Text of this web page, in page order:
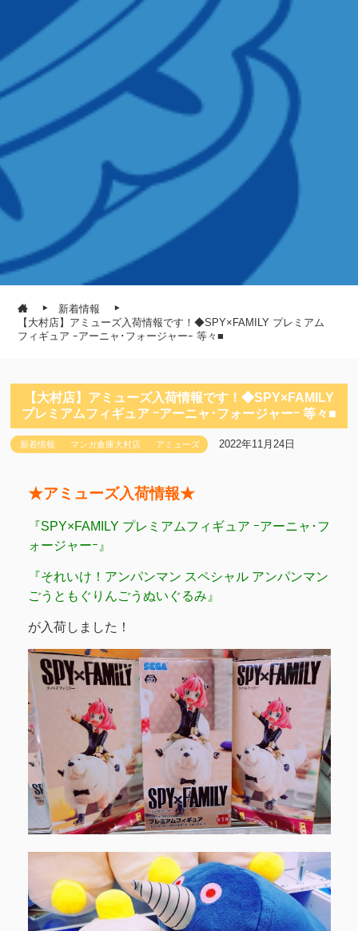
新着情報
【大村店】アミューズ入荷情報です！◆SPY×FAMILY プレミアム
フィギュア ｰアーニャ･フォージャーｰ 等々■
【大村店】アミューズ入荷情報です！◆SPY×FAMILY
プレミアムフィギュア ｰアーニャ･フォージャーｰ 等々■
新着情報 マンガ倉庫大村店 アミューズ 2022年11月24日
★アミューズ入荷情報★
『SPY×FAMILY プレミアムフィギュア ｰアーニャ･フ
ォージャーｰ』
『それいけ！アンパンマン スペシャル アンパンマン
ごうともぐりんごうぬいぐるみ』
が入荷しました！